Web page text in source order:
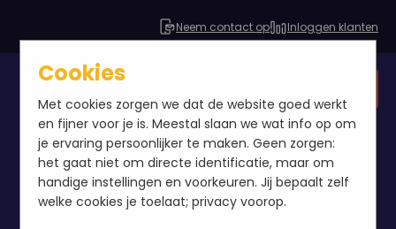
Neem contact op Inloggen klanten
Content
Cookies
Met cookies zorgen we dat de website goed werkt
en fijner voor je is. Meestal slaan we wat info op om
je ervaring persoonlijker te maken. Geen zorgen:
het gaat niet om directe identificatie, maar om
handige instellingen en voorkeuren. Jij bepaalt zelf
welke cookies je toelaat; privacy voorop.